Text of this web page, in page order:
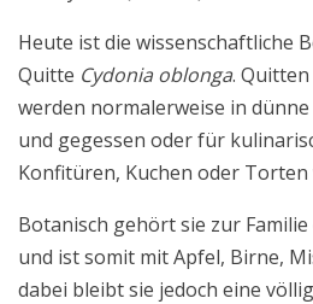
Heute ist die wissenschaftliche
Quitte Cydonia oblonga.
werden normalerweise in
und gegessen oder für
Konfitüren, Kuchen oder Torten
Botanisch gehört sie zur
und ist somit mit Apfel, Birne,
dabei bleibt sie jedoch eine